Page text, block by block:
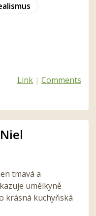
Link | Comments
tmavá a
umělkyně
krásná kuchyňská